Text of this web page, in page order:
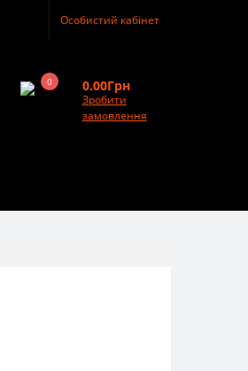
Особистий кабінет
0 0.00Грн
Зробити
замовлення